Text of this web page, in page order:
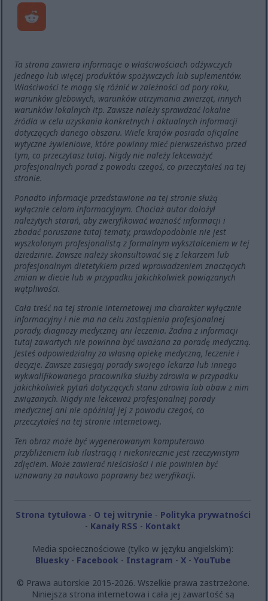
Ta strona zawiera informacje o właściwościach odżywczych
jednego lub więcej produktów spożywczych lub suplementów.
Właściwości te mogą się różnić w zależności od pory roku,
warunków glebowych, warunków utrzymania zwierząt, innych
warunków lokalnych itp. Zawsze należy sprawdzać lokalne
źródła w celu uzyskania konkretnych i aktualnych informacji
dotyczących danego obszaru. Wiele krajów posiada oficjalne
wytyczne żywieniowe, które powinny mieć pierwszeństwo przed
tym, co przeczytasz tutaj. Nigdy nie należy lekceważyć
profesjonalnych porad z powodu czegoś, co przeczytałeś na tej
stronie.
Ponadto informacje przedstawione na tej stronie służą
wyłącznie celom informacyjnym. Chociaż autor dołożył
należytych starań, aby zweryfikować ważność informacji i
zbadać poruszane tutaj tematy, prawdopodobnie nie jest
wyszkolonym profesjonalistą z formalnym wykształceniem w tej
dziedzinie. Zawsze należy skonsultować się z lekarzem lub
profesjonalnym dietetykiem przed wprowadzeniem znaczących
zmian w diecie lub w przypadku jakichkolwiek powiązanych
wątpliwości.
Cała treść na tej stronie internetowej ma charakter wyłącznie
informacyjny i nie ma na celu zastąpienia profesjonalnej
porady, diagnozy medycznej ani leczenia. Żadna z informacji
tutaj zawartych nie powinna być uważana za poradę medyczną.
Jesteś odpowiedzialny za własną opiekę medyczną, leczenie i
decyzje. Zawsze zasięgaj porady swojego lekarza lub innego
wykwalifikowanego pracownika służby zdrowia w przypadku
jakichkolwiek pytań dotyczących stanu zdrowia lub obaw z nim
związanych. Nigdy nie lekceważ profesjonalnej porady
medycznej ani nie opóźniaj jej z powodu czegoś, co
przeczytałeś na tej stronie internetowej.
Ten obraz może być wygenerowanym komputerowo
przybliżeniem lub ilustracją i niekoniecznie jest rzeczywistym
zdjęciem. Może zawierać nieścisłości i nie powinien być
uznawany za naukowo poprawny bez weryfikacji.
Strona tytułowa - O tej witrynie - Polityka prywatności
- Kanały RSS - Kontakt
Media społecznościowe (tylko w języku angielskim):
Bluesky- Facebook - Instagram - X- YouTube
© Prawa autorskie 2015-2026. Wszelkie prawa zastrzeżone.
Niniejsza strona internetowa i cała jej zawartość są